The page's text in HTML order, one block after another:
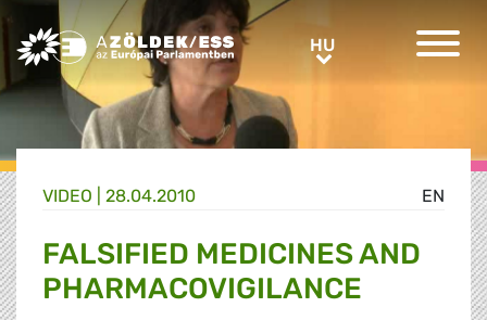
Greens/EFA Home HUHU
EN
VIDEO | 28.04.2010
FALSIFIED MEDICINES AND
PHARMACOVIGILANCE